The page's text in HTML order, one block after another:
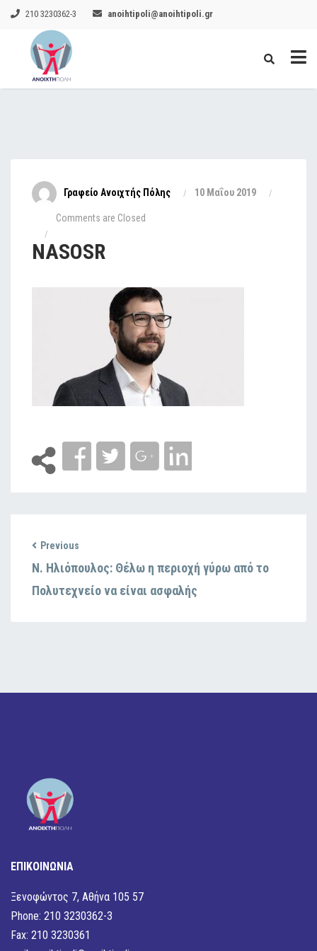
210 3230362-3 anoihtipoli@anoihtipoli.gr
Γραφείο Ανοιχτής Πόλης 10 Μαΐου 2019
Comments are Closed
NASOSR
Previous
Ν. Ηλιόπουλος: Θέλω η περιοχή γύρω από το
Πολυτεχνείο να είναι ασφαλής
ΕΠΙΚΟΙΝΩΝΙΑ
Ξενοφώντος 7, Αθήνα 105 57
Phone: 210 3230362-3
Fax: 210 3230361